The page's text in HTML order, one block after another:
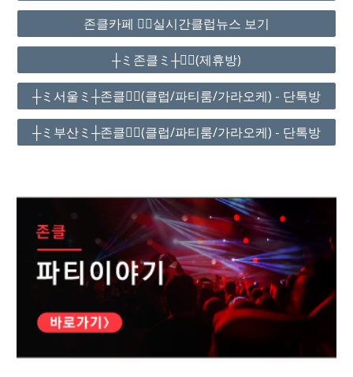
존클카페 ❤️‍🔥실시간클럽뉴스 보기
┼ミ존클ミ┼❤️‍🔥(제휴방)
┼ミ서울ミ┼존클❤️‍🔥(클럽/파티룸/가라오케) - 단톡방
┼ミ부산ミ┼존클❤️‍🔥(클럽/파티룸/가라오케) - 단톡방